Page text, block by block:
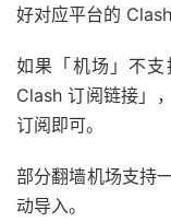
好对应平台的 Clash
如果「机场」不
Clash 订阅链接」
订阅即可。
部分翻墙机场支持
动导入。